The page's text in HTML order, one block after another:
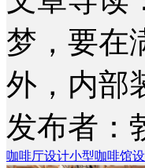
梦，要在
外，内部
发布者：
咖啡厅设计小型咖啡馆